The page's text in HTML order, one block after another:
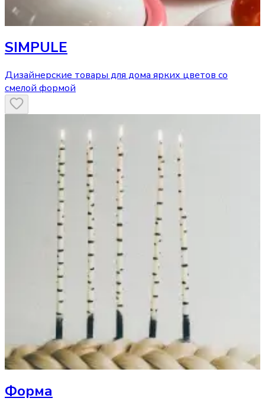
SIMPULE
Дизайнерские товары для дома ярких цветов со
смелой формой
Форма